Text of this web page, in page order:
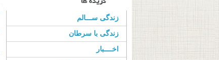
زندگی ســـالم
زندگی با سرطان
اخــــبار